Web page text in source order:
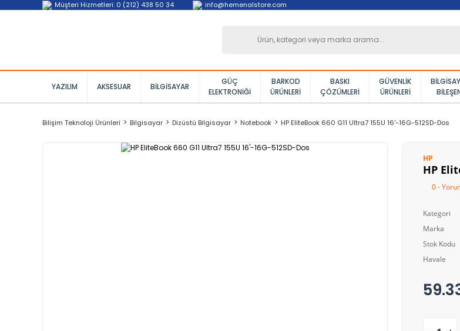
Müşteri Hizmetleri: 0 (212) 438 50 34 info@hemenalstore.com
YAZILIM AKSESUAR BILGISAYAR
GÜÇ
ELEKTRONIĞI
BARKOD
ÜRÜNLERI
BASKI
ÇÖZÜMLERI
GÜVENLIK
ÜRÜNLERI
Bilişim Teknoloji Ürünleri Bilgisayar Dizüstü Bilgisayar Notebook HP EliteBook 660 G11 Ultra7 155U 16'-16G-512SD-Dos
HP
HP
0 -
Kategori
Marka
Stok Kodu
Havale